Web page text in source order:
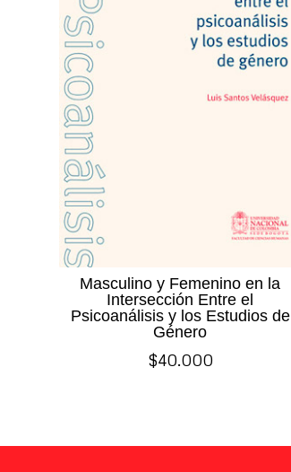
Masculino y Femenino en la
Intersección Entre el
Psicoanálisis y los Estudios de
Género
$40.000